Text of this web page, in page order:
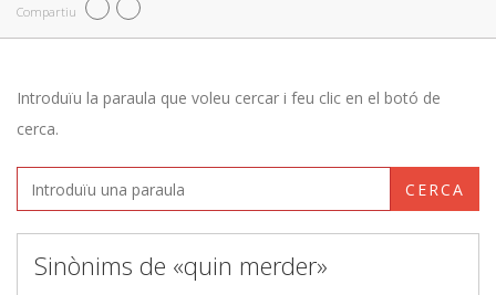
Compartiu
Introduïu la paraula que voleu cercar i feu clic en el botó de
cerca.
CERCA
Sinònims de «quin merder»